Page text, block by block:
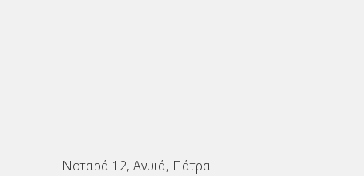
Νοταρά 12, Αγυιά, Πάτρα